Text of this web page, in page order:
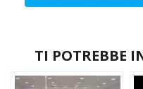
TI POTREBBE